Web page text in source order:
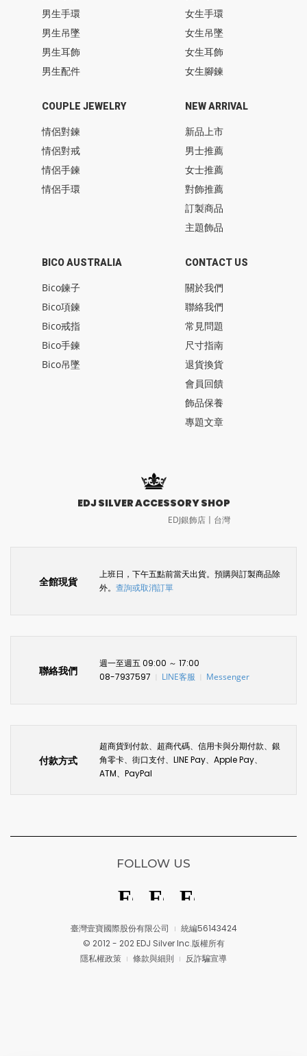
男生手環
男生吊墜
男生耳飾
男生配件
女生手環
女生吊墜
女生耳飾
女生腳鍊
COUPLE JEWELRY
情侶對鍊
情侶對戒
情侶手鍊
情侶手環
BICO AUSTRALIA
Bico鍊子
Bico項鍊
Bico戒指
Bico手鍊
Bico吊墜
NEW ARRIVAL
新品上市
男士推薦
女士推薦
對飾推薦
訂製商品
主題飾品
CONTACT US
關於我們
聯絡我們
常見問題
尺寸指南
退貨換貨
會員回饋
飾品保養
專題文章
EDJ SILVER ACCESSORY SHOP
EDJ銀飾店〡台灣
全館現貨
上班日，下午五點前當天出貨。預購與訂製商品除
外。 查詢或取消訂單
聯絡我們
週一至週五 09:00 ～ 17:00
08-7937597
LINE客服 Messenger
付款方式
超商貨到付款、超商代碼、信用卡與分期付款、銀
角零卡、街口支付、LINE Pay、Apple Pay、
ATM、PayPal
臺灣壹寶國際股份有限公司
統編56143424
© 2012 - 202 EDJ Silver Inc.版權所有
隱私權政策
條款與細則 反詐騙宣導
FOLLOW US